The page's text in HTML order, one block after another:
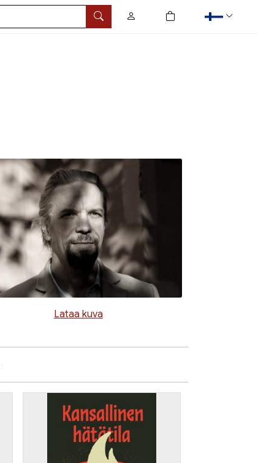
Hae
0
tuotetta ostoskorissa
Lataa kuva